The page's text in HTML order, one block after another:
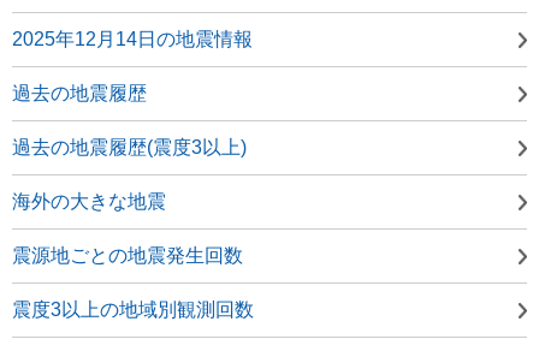
2025年12月14日の地震情報
過去の地震履歴
過去の地震履歴(震度3以上)
海外の大きな地震
震源地ごとの地震発生回数
震度3以上の地域別観測回数